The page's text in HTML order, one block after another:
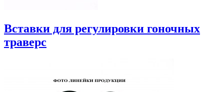
Вставки для регулировки гоночных
траверс